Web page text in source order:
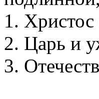
1. Христос
2. Царь и
3.